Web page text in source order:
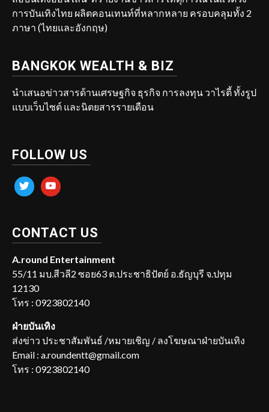
การบันเทิงไทย ผลิตคอนเทนท์ที่หลากหลาย ครอบคลุมทั้ง 2
ภาษา (ไทยและอังกฤษ)
BANGKOK WEALTH & BIZ
นำเสนอข่าวสารด้านเศรษฐกิจ ธุรกิจ การลงทุน วาไรตี้ ทั้งรูป
แบบเว็บไซต์ และนิตยสารรายเดือน
FOLLOW US
twitter youtube
CONTACT US
A.round Entertainment
55/11 มบ.สีวลี2 ซอย63 ต.ประชาธิปัตย์ อ.ธัญบุรี จ.ปทุม
12130
โทร : 0923802140
ฝ่ายบันเทิง
ส่งข่าว ประชาสัมพันธ์ /หมายเชิญ / ลงโฆษณาฝ่ายบันเทิง
Email : a.roundentt@gmail.com
โทร : 0923802140